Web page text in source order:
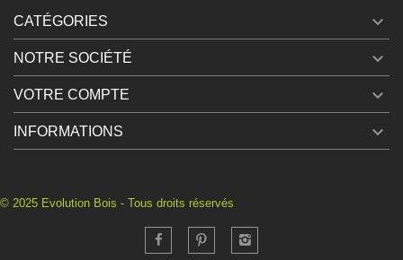
CATÉGORIES 
NOTRE SOCIÉTÉ 
VOTRE COMPTE 
INFORMATIONS 
© 2025 Evolution Bois - Tous droits réservés